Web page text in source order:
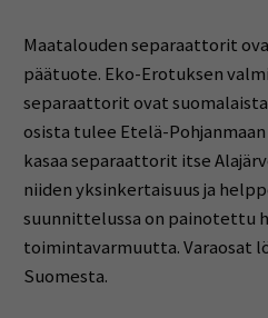
Maatalouden separaattorit
päätuote. Eko-Erotuksen
separaattorit ovat
osista tulee Etelä-
kasaa separaattorit itse
niiden yksinkertaisuus ja
suunnittelussa on painotettu
toimintavarmuutta. Varaosat
Suomesta.